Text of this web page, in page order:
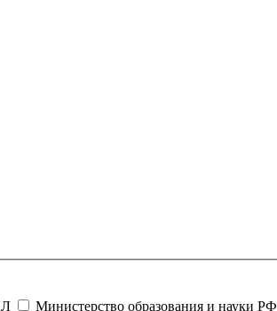
Министерство образования и науки РФ